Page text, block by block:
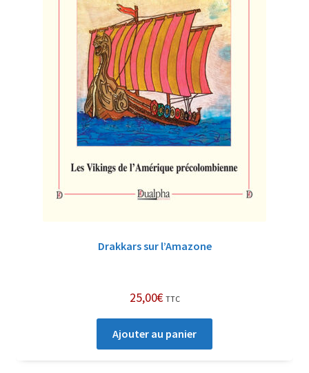
Drakkars sur l’Amazone
25,00€ TTC
Ajouter au panier